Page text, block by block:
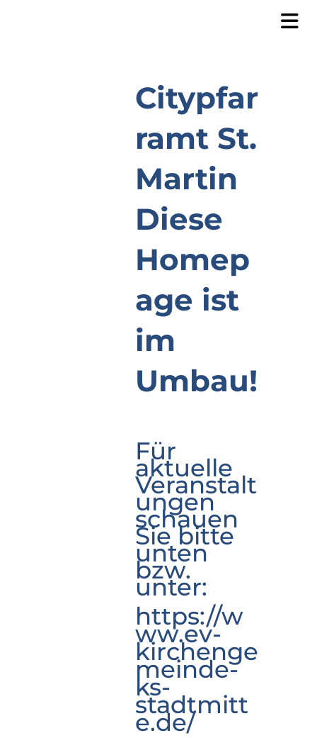
Citypfar
ramt St.
Martin
Diese
Homep
age ist
im
Umbau!
Für
aktuelle
Veranstalt
ungen
schauen
Sie bitte
unten
bzw.
unter:
https://w
ww.ev-
kirchenge
meinde-
ks-
stadtmitt
e.de/